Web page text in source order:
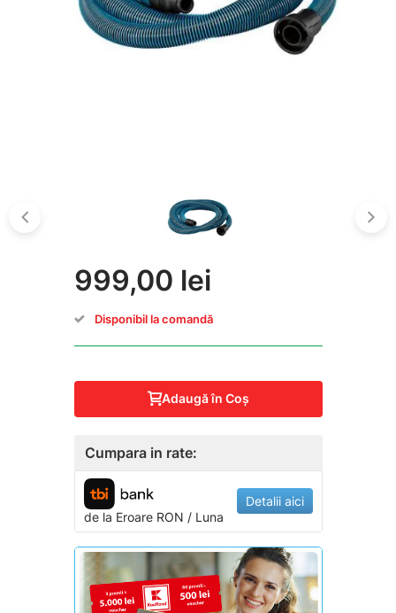
999,00 lei
Disponibil la comandă
Adaugă în Coş
Cumpara in rate:
de la EroareRON / Luna
Detalii aici